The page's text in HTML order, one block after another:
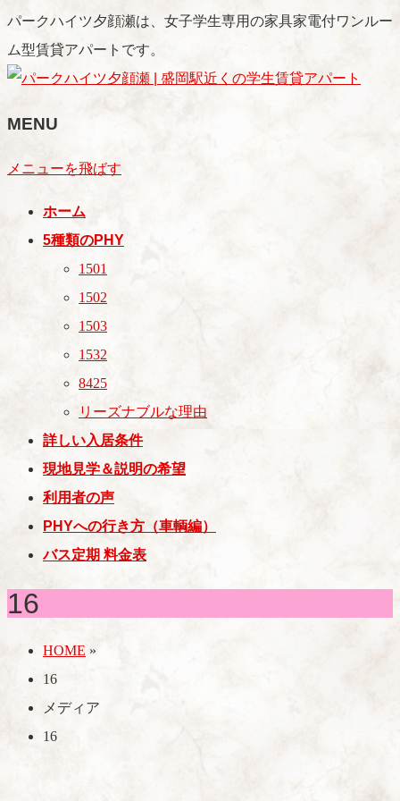
パークハイツ夕顔瀬は、女子学生専用の家具家電付ワンルー
ム型賃貸アパートです。
MENU
メニューを飛ばす
ホーム
5種類のPHY
1501
1502
1503
1532
8425
リーズナブルな理由
詳しい入居条件
現地見学＆説明の希望
利用者の声
PHYへの行き方（車輌編）
バス定期 料金表
16
HOME »
16
メディア
16